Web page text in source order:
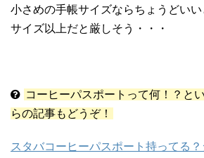
小さめの手帳サイズならちょうどい
サイズ以上だと厳しそう・・・
コーヒーパスポートって何！？と
らの記事もどうぞ！
スタバコーヒーパスポート持ってる